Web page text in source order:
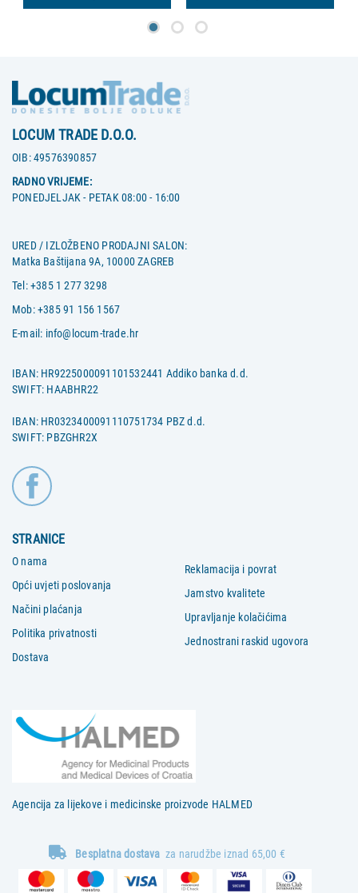
LOCUM TRADE D.O.O.
OIB:49576390857
RADNO VRIJEME:
PONEDJELJAK - PETAK 08:00 - 16:00
URED / IZLOŽBENO PRODAJNI SALON:
Matka Baštijana 9A, 10000 ZAGREB
Tel:+385 1 277 3298
Mob:+385 91 156 1567
E-mail: info@locum-trade.hr
IBAN: HR9225000091101532441 Addiko banka d.d.
SWIFT: HAABHR22
IBAN: HR0323400091110751734 PBZ d.d.
SWIFT: PBZGHR2X
STRANICE
O nama
Opći uvjeti poslovanja
Načini plaćanja
Politika privatnosti
Dostava
Reklamacija i povrat
Jamstvo kvalitete
Upravljanje kolačićima
Jednostrani raskid ugovora
Agencija za lijekove i medicinske proizvode HALMED
Besplatna dostava za narudžbe iznad 65,00 €